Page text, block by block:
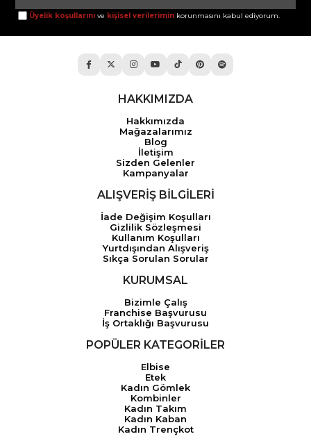
Üyelik koşullarını ve kişisel verilerimin korunmasını kabul ediyorum.
HAKKIMIZDA
Hakkımızda
Mağazalarımız
Blog
İletişim
Sizden Gelenler
Kampanyalar
ALIŞVERİŞ BİLGİLERİ
İade Değişim Koşulları
Gizlilik Sözleşmesi
Kullanım Koşulları
Yurtdışından Alışveriş
Sıkça Sorulan Sorular
KURUMSAL
Bizimle Çalış
Franchise Başvurusu
İş Ortaklığı Başvurusu
POPÜLER KATEGORİLER
Elbise
Etek
Kadın Gömlek
Kombinler
Kadın Takım
Kadın Kaban
Kadın Trençkot